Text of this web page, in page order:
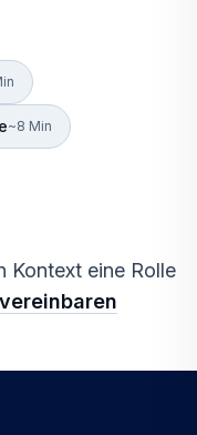
~8 Min
Kontext eine Rolle